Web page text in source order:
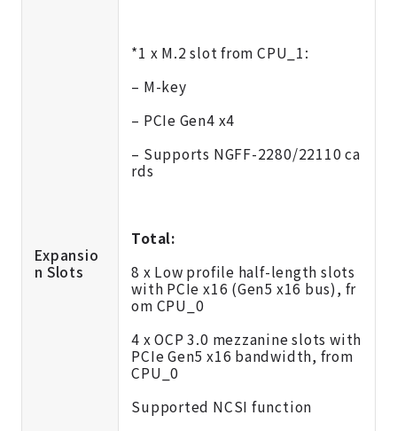
Expansio
n Slots
*1 x M.2 slot from CPU_1:
– M-key
– PCIe Gen4 x4
– Supports NGFF-2280/22110 ca
rds
Total:
8 x Low profile half-length slots
with PCIe x16 (Gen5 x16 bus), fr
om CPU_0
4 x OCP 3.0 mezzanine slots with
PCIe Gen5 x16 bandwidth, from
CPU_0
Supported NCSI function